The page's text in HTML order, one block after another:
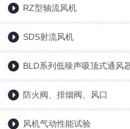
RZ型轴流风机
SDS射流风机
BLD系列低噪声吸顶式通风
防火阀、排烟阀、风口
风机气动性能试验